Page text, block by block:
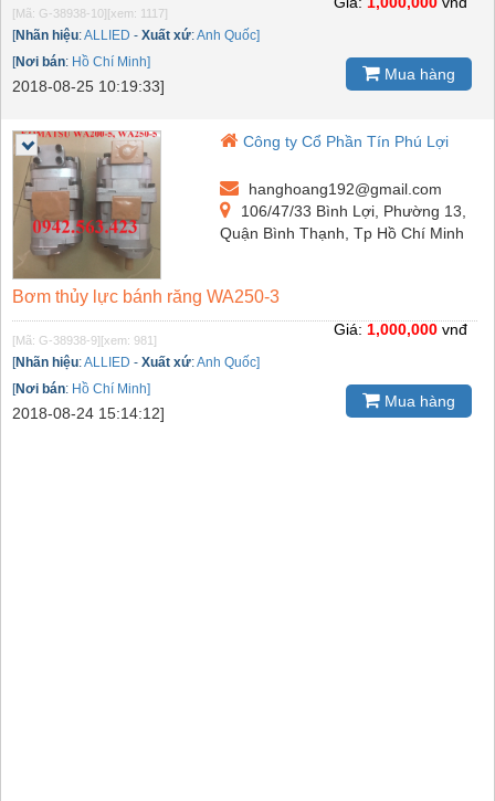
[Mã: G-38938-10] [xem: 1117]
[Nhãn hiệu:ALLIED - Xuất xứ:Anh Quốc]
[Nơi bán: Hồ Chí Minh]
2018-08-25 10:19:33]
Mua hàng
Công ty Cổ Phần Tín Phú Lợi
hanghoang192@gmail.com
106/47/33 Bình Lợi, Phường 13,
Quận Bình Thạnh, Tp Hồ Chí Minh
Bơm thủy lực bánh răng WA250-3
[Mã: G-38938-9] [xem: 981]
[Nhãn hiệu:ALLIED - Xuất xứ:Anh Quốc]
[Nơi bán: Hồ Chí Minh]
2018-08-24 15:14:12]
Giá: 1,000,000 vnđ
Mua hàng